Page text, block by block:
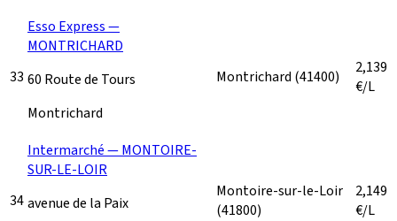
33
Esso Express —
MONTRICHARD
60 Route de Tours
Montrichard
Montrichard (41400)
2,139
€/L
34
Intermarché — MONTOIRE-
SUR-LE-LOIR
avenue de la Paix
Montoire-sur-le-Loir
(41800)
2,149
€/L